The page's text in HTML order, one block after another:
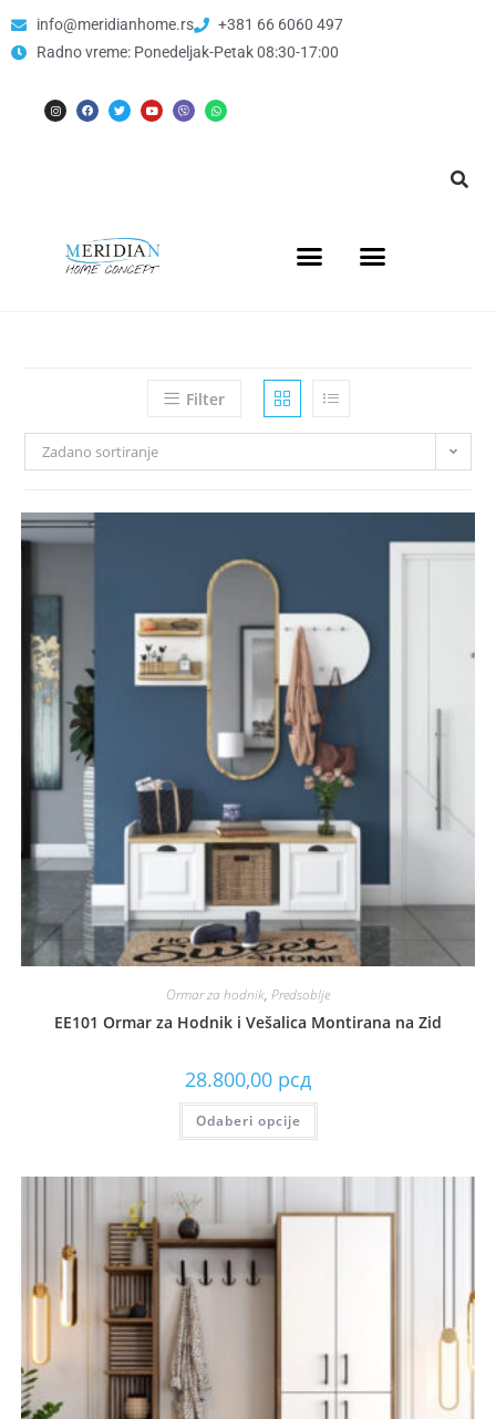
info@meridianhome.rs
+381 66 6060 497
Radno vreme: Ponedeljak-Petak 08:30-17:00
Filter
Zadano sortiranje
Ormar za hodnik, Predsoblje
EE101 Ormar za Hodnik i Vešalica Montirana na Zid
28.800,00 рсд
Odaberi opcije